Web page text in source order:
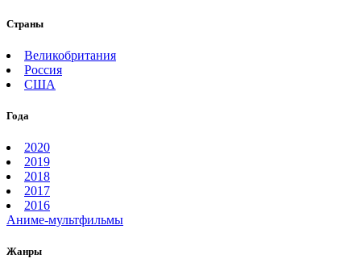
Страны
Великобритания
Россия
США
Года
2020
2019
2018
2017
2016
Аниме-мультфильмы
Жанры